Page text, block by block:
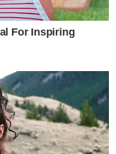
For Inspiring